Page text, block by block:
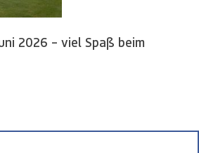
2026 – viel Spaß beim